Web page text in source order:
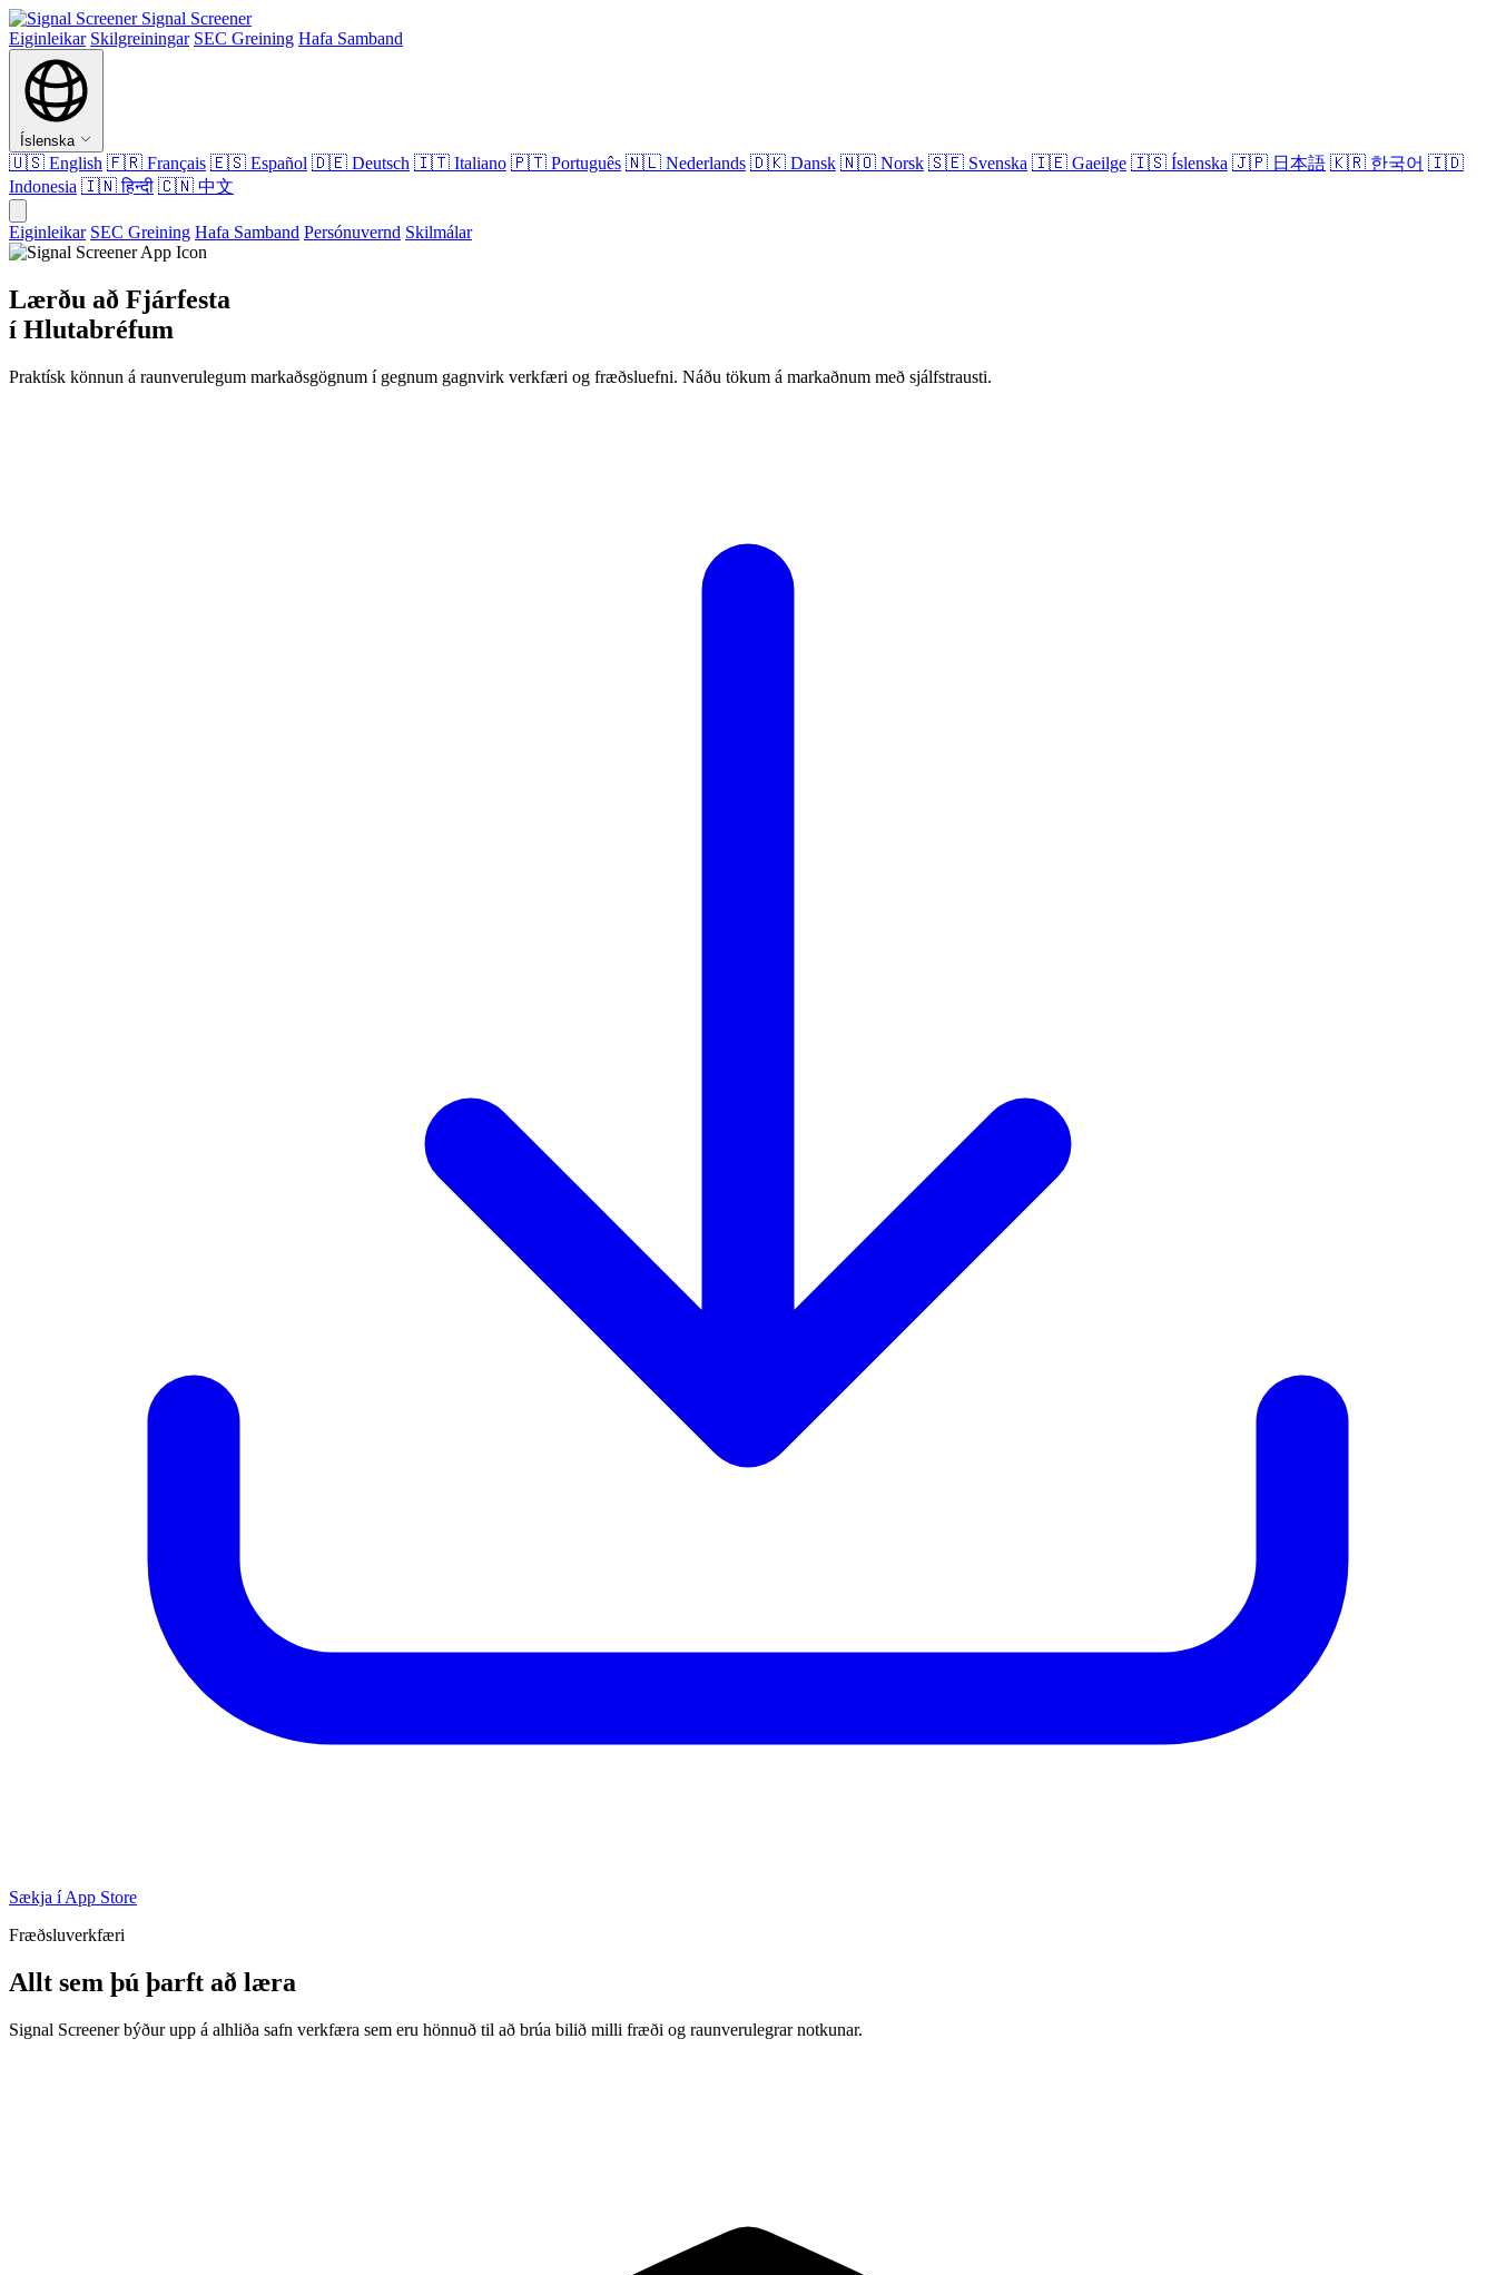
Signal Screener
Eiginleikar Skilgreiningar SEC Greining Hafa Samband
Íslenska
🇺🇸 English 🇫🇷 Français 🇪🇸 Español 🇩🇪 Deutsch 🇮🇹 Italiano 🇵🇹 Português 🇳🇱 Nederlands 🇩🇰 Dansk 🇳🇴 Norsk 🇸🇪 Svenska 🇮🇪 Gaeilge 🇮🇸 Íslenska 🇯🇵 日本語 🇰🇷 한국어 🇮🇩
Indonesia 🇮🇳हिन्दी 🇨🇳 中文
Eiginleikar SEC Greining Hafa Samband Persónuvernd Skilmálar
Lærðu að Fjárfesta
í Hlutabréfum
Praktísk könnun á raunverulegum markaðsgögnum í gegnum gagnvirk verkfæri og fræðsluefni. Náðu tökum á markaðnum með sjálfstrausti.
Sækja í App Store
Fræðsluverkfæri
Allt sem þú þarft að læra
Signal Screener býður upp á alhliða safn verkfæra sem eru hönnuð til að brúa bilið milli fræði og raunverulegrar notkunar.